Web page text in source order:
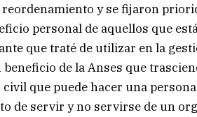
y se fijaron
personal de aquellos que
que traté de utilizar en la
de la Anses que
que puede hacer una
de servir y no servirse de un